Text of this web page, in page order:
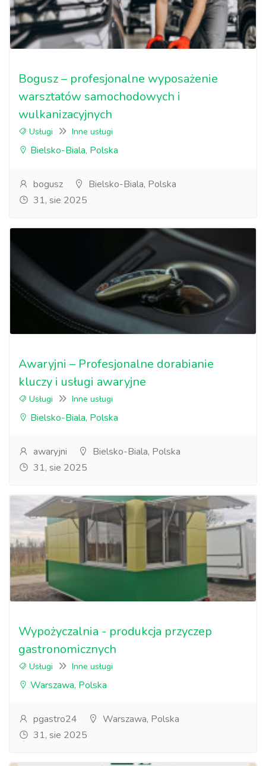
Bogusz – profesjonalne wyposażenie
warsztatów samochodowych i
wulkanizacyjnych
Usługi Inne usługi
Bielsko-Biala, Polska
bogusz
Bielsko-Biala, Polska
31, sie 2025
Awaryjni – Profesjonalne dorabianie
kluczy i usługi awaryjne
Usługi Inne usługi
Bielsko-Biala, Polska
awaryjni
Bielsko-Biala, Polska
31, sie 2025
Wypożyczalnia - produkcja przyczep
gastronomicznych
Usługi Inne usługi
Warszawa, Polska
pgastro24
Warszawa, Polska
31, sie 2025